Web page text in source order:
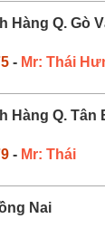
Hàng Q. Gò
- Mr: Thái
Hàng Q. Tân
- Mr: Thái
Nai